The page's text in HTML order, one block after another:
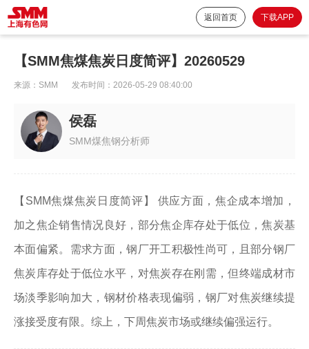
返回首页 下载APP
【SMM焦煤焦炭日度简评】20260529
来源： SMM 发布时间： 2026-05-29 08:40:00
侯磊
SMM煤焦钢分析师
【SMM焦煤焦炭日度简评】 供应方面，焦企成本增加，
加之焦企销售情况良好，部分焦企库存处于低位，焦炭基
本面偏紧。需求方面，钢厂开工积极性尚可，且部分钢厂
焦炭库存处于低位水平，对焦炭存在刚需，但终端成材市
场淡季影响加大，钢材价格表现偏弱，钢厂对焦炭继续提
涨接受度有限。综上，下周焦炭市场或继续偏强运行。